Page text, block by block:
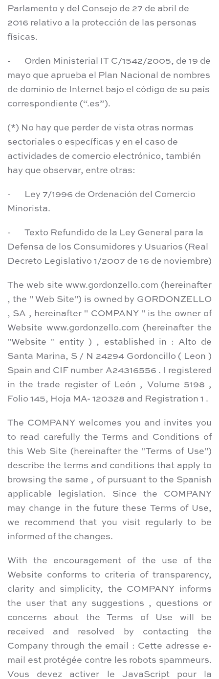
Parlamento y del Consejo de 27 de abril de
2016 relativo a la protección de las personas
físicas.
- Orden Ministerial IT C/1542/2005, de 19 de
mayo que aprueba el Plan Nacional de nombres
de dominio de Internet bajo el código de su país
correspondiente (“.es”).
(*) No hay que perder de vista otras normas
sectoriales o específicas y en el caso de
actividades de comercio electrónico, también
hay que observar, entre otras:
- Ley 7/1996 de Ordenación del Comercio
Minorista.
- Texto Refundido de la Ley General para la
Defensa de los Consumidores y Usuarios (Real
Decreto Legislativo 1/2007 de 16 de noviembre)
The web site www.gordonzello.com (hereinafter
, the " Web Site") is owned by GORDONZELLO
, SA , hereinafter " COMPANY " is the owner of
Website www.gordonzello.com (hereinafter the
"Website " entity ) , established in : Alto de
Santa Marina, S / N 24294 Gordoncillo ( Leon )
Spain and CIF number A24316556 . I registered
in the trade register of León , Volume 5198 ,
Folio 145, Hoja MA- 120328 and Registration 1 .
The COMPANY welcomes you and invites you
to read carefully the Terms and Conditions of
this Web Site (hereinafter the "Terms of Use")
describe the terms and conditions that apply to
browsing the same , of pursuant to the Spanish
applicable legislation. Since the COMPANY
may change in the future these Terms of Use,
we recommend that you visit regularly to be
informed of the changes.
With the encouragement of the use of the
Website conforms to criteria of transparency,
clarity and simplicity, the COMPANY informs
the user that any suggestions , questions or
concerns about the Terms of Use will be
received and resolved by contacting the
Company through the email : Cette adresse e-
mail est protégée contre les robots spammeurs.
Vous devez activer le JavaScript pour la